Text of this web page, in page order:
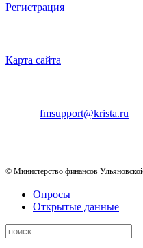
Регистрация
Карта сайта
fmsupport@krista.ru
© Министерство финансов
Опросы
Открытые данные